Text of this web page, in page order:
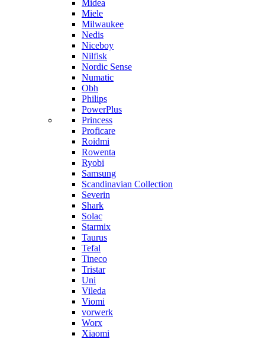
Midea
Miele
Milwaukee
Nedis
Niceboy
Nilfisk
Nordic Sense
Numatic
Obh
Philips
PowerPlus
Princess
Proficare
Roidmi
Rowenta
Ryobi
Samsung
Scandinavian Collection
Severin
Shark
Solac
Starmix
Taurus
Tefal
Tineco
Tristar
Uni
Vileda
Viomi
vorwerk
Worx
Xiaomi